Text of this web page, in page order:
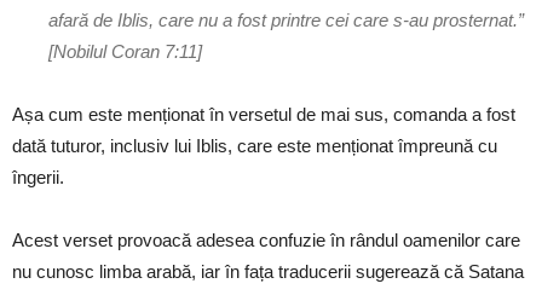
afară de Iblis, care nu a fost printre cei care s-au prosternat.”
[Nobilul Coran 7:11]
Așa cum este menționat în versetul de mai sus, comanda a fost
dată tuturor, inclusiv lui Iblis, care este menționat împreună cu
îngerii.
Acest verset provoacă adesea confuzie în rândul oamenilor care
nu cunosc limba arabă, iar în fața traducerii sugerează că Satana